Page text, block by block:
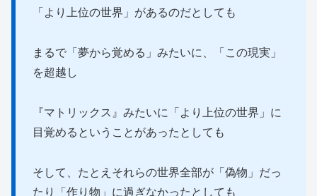
「より上位の世界」があるのだとしても
まるで「夢から覚める」みたいに、「この現実」
を超越し
『マトリックス』みたいに「より上位の世界」に
目覚めるということがあったとしても
そして、たとえそれらの世界全部が「偽物」だっ
たり「作り物」に過ぎなかったとしても